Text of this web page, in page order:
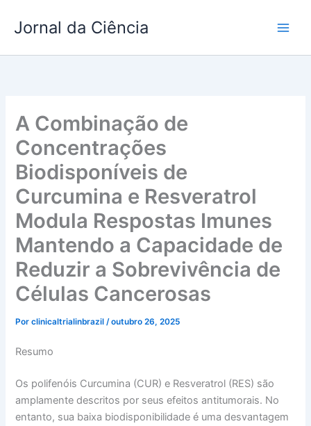
para
conteúdo
Jornal da Ciência
A Combinação de
Concentrações
Biodisponíveis de
Curcumina e Resveratrol
Modula Respostas Imunes
Mantendo a Capacidade de
Reduzir a Sobrevivência de
Células Cancerosas
Porclinicaltrialinbrazil/outubro 26, 2025
Resumo
Os polifenóis Curcumina (CUR) e Resveratrol (RES) são
amplamente descritos por seus efeitos antitumorais. No
entanto, sua baixa biodisponibilidade é uma desvantagem